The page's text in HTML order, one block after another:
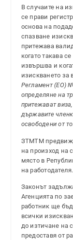
В случаите на
се прави
основа на
спазване
притежава
когато такава
извършва и
изискването за
Регламент (ЕО)
определяне на
притежават
държавите
освободени от
ЗТМТМ
на произход на
място в
на работодателя.
Законът
Агенцията по
работник ще
всички
до изтичане на
предоставя от